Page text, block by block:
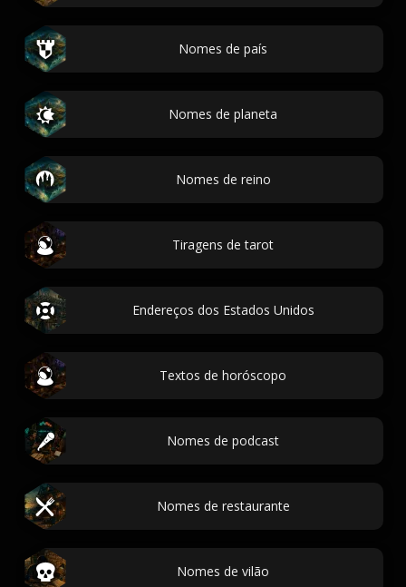
Nomes de país
Nomes de planeta
Nomes de reino
Tiragens de tarot
Endereços dos Estados Unidos
Textos de horóscopo
Nomes de podcast
Nomes de restaurante
Nomes de vilão